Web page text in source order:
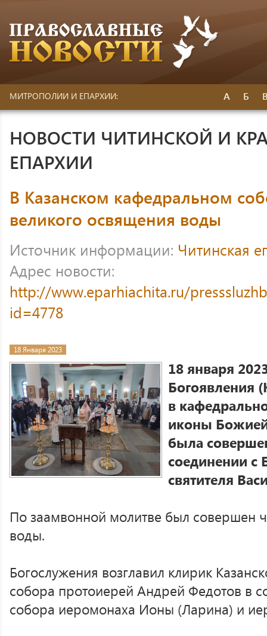
МИТРОПОЛИИ И ЕПАРХИИ: А Б
НОВОСТИ ЧИТИНСКОЙ И
ЕПАРХИИ
В Казанском кафедральном
великого освящения воды
Источник информации: Читинская
Адрес новости:
http://www.eparhiachita.ru/
id=4778
18 Января 2023
18 января
Богоявления
в
иконы
была
соединении с
святителя
По заамвонной молитве был совершен
воды.
Богослужения возглавил клирик
собора протоиерей Андрей Федотов в
собора иеромонаха Ионы (Ларина) и